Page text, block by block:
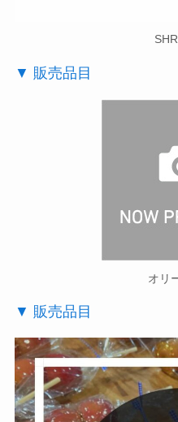
▼ 販売品目
オリ
▼ 販売品目